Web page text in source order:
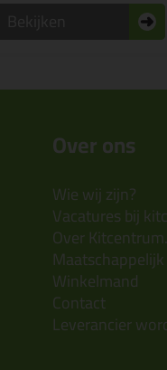
Over ons
Wie wij zijn?
Vacatures bij
Over
Maatschappelijk
Winkelmand
Contact
Leverancier